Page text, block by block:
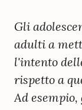
Gli
adulti a
l'intento
rispetto a
Ad